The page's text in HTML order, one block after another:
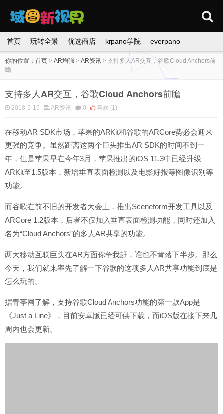
首页 玩转全景 优选商店 krpano学院 everpano
你的位置：首页 > AR增强 > AR资讯 > 支持多人AR交互，谷歌Cloud Anchors前
瞻
支持多人AR交互，谷歌Cloud Anchors前瞻
2018-5-15 AR资讯 0 喜欢 (1)
在移动AR SDK市场，苹果的ARKit和谷歌的ARCore势必会迎来
更强的竞争。虽然距离这两个巨头推出AR SDK的时间不到一
年，但是苹果早在今年3月，苹果推出的iOS 11.3中已经升级
ARKit至1.5版本，新增垂直表面检测以及电影好报等图像识别等
功能。
而谷歌在前不旧的开发者大会上，推出Sceneform开发工具以及
ARCore 1.2版本，后者不仅加入垂直表面检测功能，同时还加入
名为“Cloud Anchors”的多人AR共享的功能。
两大移动互联巨头在AR方面你争我赶，谁也不肯落下半步。那么
今天，我们就来率先了解一下谷歌的这项多人AR共享功能到底是
怎么玩的。
据青亭网了解，支持谷歌Cloud Anchors功能的第一款App是
《Just a Line》，目前安卓版已经可供下载，而iOS版在接下来几
周内也会更新。